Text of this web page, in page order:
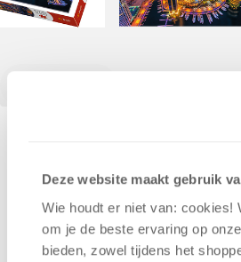
Deze website maakt gebruik
Wie houdt er niet van: cookies!
om je de beste ervaring op
bieden, zowel tijdens het
Uit het
UIT HET ASSORTIMENT